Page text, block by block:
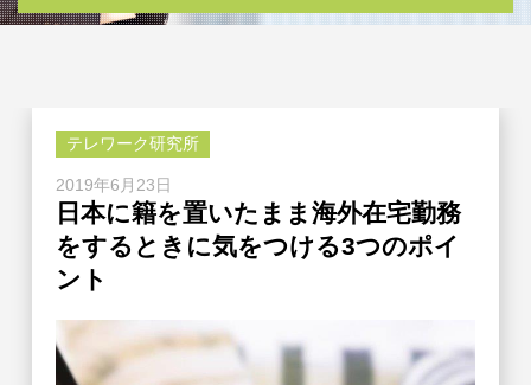
テレワーク研究所
2019年6月23日
日本に籍を置いたまま海外在宅勤務
をするときに気をつける3つのポイ
ント